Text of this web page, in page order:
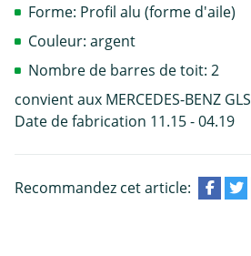
Forme: Profil alu (forme d'aile)
Couleur: argent
Nombre de barres de toit: 2
convient aux MERCEDES-BENZ GLS
Date de fabrication 11.15 - 04.19
Recommandez cet article: